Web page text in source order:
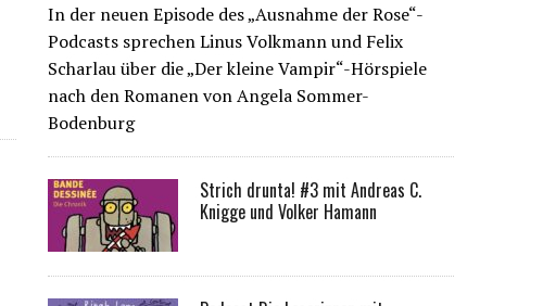
In der neuen Episode des „Ausnahme der Rose“-
Podcasts sprechen Linus Volkmann und Felix
Scharlau über die „Der kleine Vampir“-Hörspiele
nach den Romanen von Angela Sommer-
Bodenburg
Strich drunta! #3 mit Andreas C.
Knigge und Volker Hamann